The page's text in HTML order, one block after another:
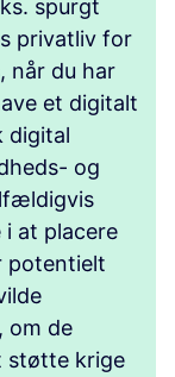
spurgt
privatliv for
når du har
et digitalt
digital
og
at placere
potentielt
om de
støtte krige